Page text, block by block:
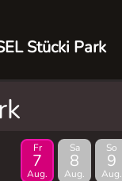
Stücki Park
Fr
7
Aug.
Sa
8
Aug.
So
9
Aug.